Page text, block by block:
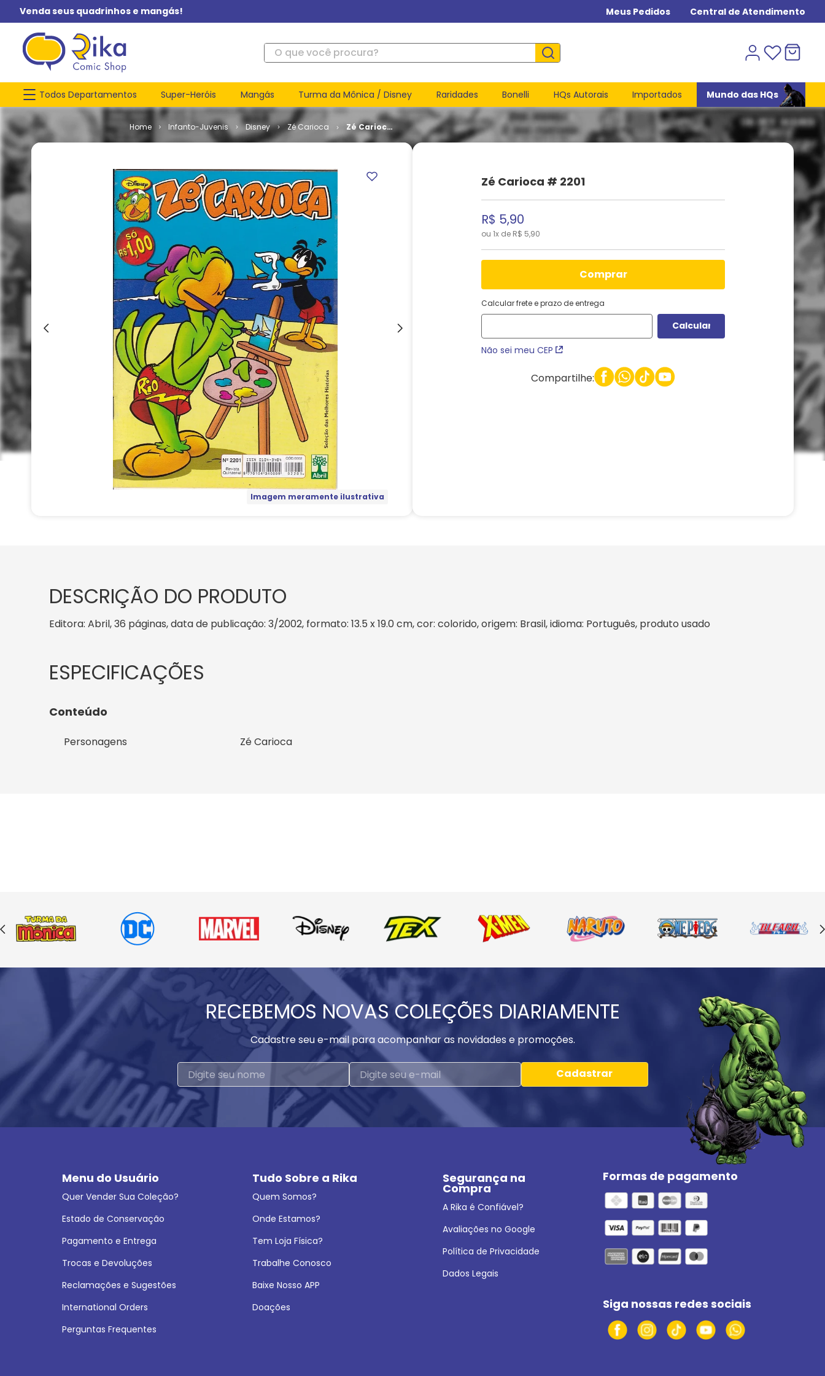
Venda seus quadrinhos e mangás! Meus Pedidos Central de Atendimento
O que você procura?
Todos Departamentos Super-Heróis Mangás Turma da Mônica / Disney Raridades Bonelli HQs Autorais Importados Mundo das HQs
Infanto-Juvenis Disney Zé Carioca
Zé Carioca
# 2201
Imagem meramente ilustrativa
Zé Carioca # 2201
R$ 5,90
ou 1x de R$ 5,90
comprar
Calcular frete e prazo de entrega
Não sei meu CEP
Compartilhe:
DESCRIÇÃO DO PRODUTO
Editora: Abril, 36 páginas, data de publicação: 3/2002, formato: 13.5 x 19.0 cm, cor: colorido, origem: Brasil, idioma: Português, produto usado
Conteúdo
Personagens Zé Carioca
RECEBEMOS NOVAS COLEÇÕES DIARIAMENTE
Cadastre seu e-mail para acompanhar as novidades e promoções.
Cadastrar
Menu do Usuário
Quer Vender Sua Coleção?
Estado de Conservação
Pagamento e Entrega
Trocas e Devoluções
Reclamações e Sugestões
International Orders
Perguntas Frequentes
Tudo Sobre a Rika
Quem Somos?
Onde Estamos?
Tem Loja Física?
Trabalhe Conosco
Baixe Nosso APP
Doações
Segurança na
Compra
A Rika é Confiável?
Avaliações no Google
Política de Privacidade
Dados Legais
Formas de pagamento
Siga nossas redes sociais